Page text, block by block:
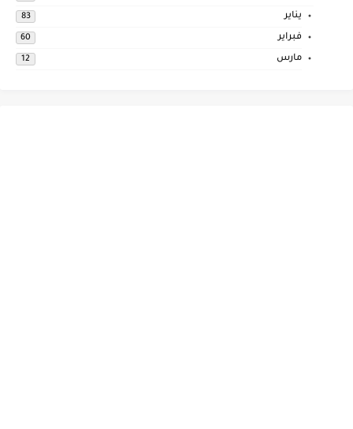
يناير 83
فبراير 60
مارس 12